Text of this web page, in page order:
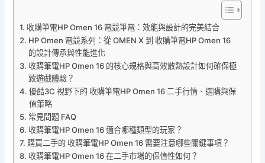
收購筆電HP Omen 16 電競筆電：效能與設計的完美結合
HP Omen 電競系列：從 OMEN X 到 收購筆電HP Omen 16
的設計傳承與性能進化
收購筆電HP Omen 16 的核心規格與高效散熱設計如何確保極
致遊戲體驗？
優酷3C 視野下的 收購筆電HP Omen 16 二手行情、選購與保
值策略
常見問題 FAQ
收購筆電HP Omen 16 適合哪種類型的玩家？
購買二手的 收購筆電HP Omen 16 需要注意哪些關鍵事項？
收購筆電HP Omen 16 在二手市場的保值性如何？